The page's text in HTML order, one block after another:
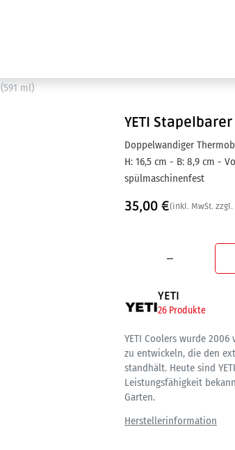
ml)
YETI Stapelbarer
Doppelwandiger
H: 16,5 cm - B: 8,9 cm -
spülmaschinenfest
35,00 €(inkl. MwSt. zzgl.
YETI
26 Produkte
YETI Coolers wurde
zu entwickeln, die den
standhält. Heute sind
Leistungsfähigkeit
Garten.